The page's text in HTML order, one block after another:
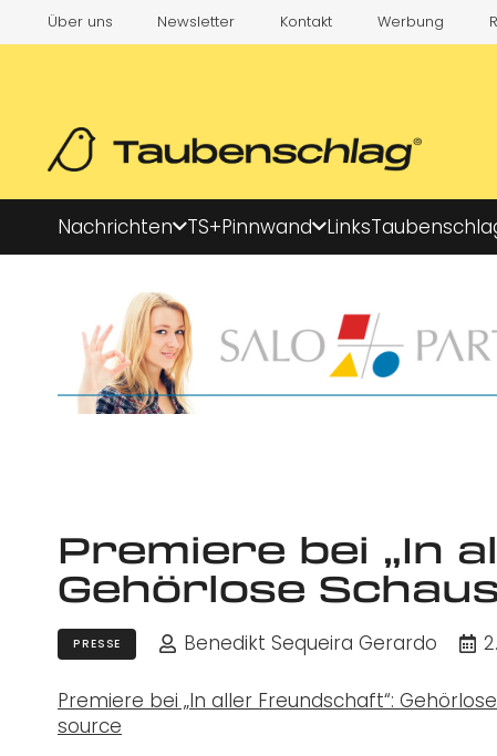
Über uns Newsletter Kontakt Werbung
Nachrichten TS+Pinnwand Links
Premiere bei „In
Gehörlose
PRESSE Benedikt Sequeira Gerardo
Premiere bei „In aller Freundschaft“:
source